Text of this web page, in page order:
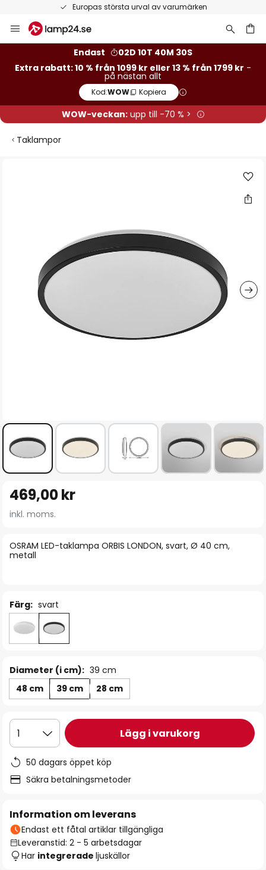
Europas största urval av varumärken
Hoppa
till
Endast
02D 10T 40M 30S
Extra rabatt: 10 % från 1099 kr eller 13 % från 1799 kr -
på nästan allt
Kod:WOW Kopiera
WOW-veckan:upp till -70 % >
Taklampor
till
början
bildgalleriet
OSRAM LED-taklampa ORBIS LONDON, svart, Ø 40 cm,
metall
469,00 kr
inkl. moms.
Färg: svart
Diameter (i cm): 39 cm
48 cm
39 cm 28 cm
1 Lägg i varukorg
50 dagars öppet köp
Säkra betalningsmetoder
Information om leverans
Endast ett fåtal artiklar tillgängliga
Leveranstid: 2 - 5 arbetsdagar
Har integrerade ljuskällor